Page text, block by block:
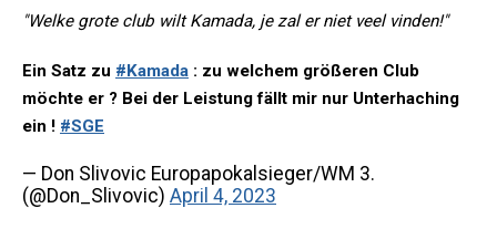
"Welke grote club wilt Kamada, je zal er niet veel vinden!"
Ein Satz zu #Kamada : zu welchem größeren Club
möchte er ? Bei der Leistung fällt mir nur Unterhaching
ein ! #SGE
— Don Slivovic Europapokalsieger/WM 3.
(@Don_Slivovic) April 4, 2023